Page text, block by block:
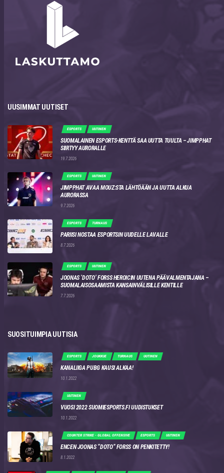
UUSIMMAT UUTISET
ESPORTS UUTINEN
SUOMALAINEN ESPORTS-KENTTÄ SAA UUTTA TUULTA – JIMPPHAT
SIIRTYY AURORALLE
19.7.2026
ESPORTS UUTINEN
JIMPPHAT AVAA MOUZ:STA LÄHTÖÄÄN JA UUTTA ALKUA
AURORASSA
9.7.2026
ESPORTS TURNAUS
PARIISI NOSTAA ESPORTSIN UUDELLE LAVALLE
8.7.2026
ESPORTS UUTINEN
JOONAS ‘DOTO’ FORSS HEROICIN UUTENA PÄÄVALMENTAJANA –
SUOMALAISOSAAMISTA KANSAINVÄLISILLE KENTILLE
7.7.2026
SUOSITUIMPIA UUTISIA
ESPORTS JOUKKUE TURNAUS UUTINEN
KANALIIGA PUBG KAUSI ALKAA!
10.1.2022
UUTINEN
VUOSI 2022 SUOMIESPORTS.FI UUDISTUKSET
10.1.2022
COUNTER STRIKE - GLOBAL OFFENSIVE ESPORTS UUTINEN
ENCEN JOONAS “DOTO” FORSS ON PENKITETTY!
8.1.2022